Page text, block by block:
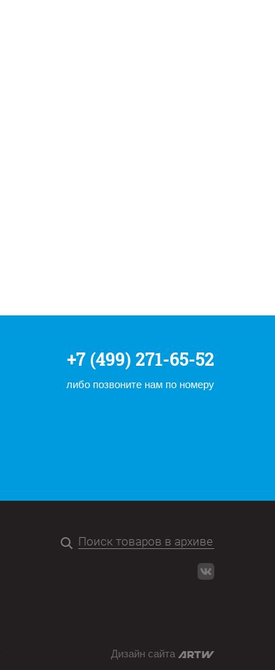
+7 (499) 271-65-52
либо позвоните нам по номеру
Дизайн сайта